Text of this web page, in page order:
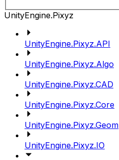
UnityEngine.Pixyz
UnityEngine.Pixyz.API
UnityEngine.Pixyz.Algo
UnityEngine.Pixyz.CAD
UnityEngine.Pixyz.Core
UnityEngine.Pixyz.Geom
UnityEngine.Pixyz.IO